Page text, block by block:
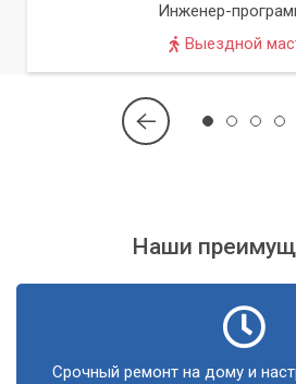
Инженер-
Выездной
Наши
Срочный ремонт на дому и